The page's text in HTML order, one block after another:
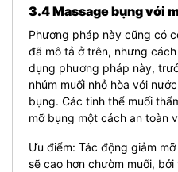
3.4 Massage bụng với
Phương pháp này cũng có
đã mô tả ở trên, nhưng
dụng phương pháp này,
nhúm muối nhỏ hòa với
bụng. Các tinh thể muối
mỡ bụng một cách an toàn
Ưu điểm: Tác động giảm
sẽ cao hơn chườm muối,